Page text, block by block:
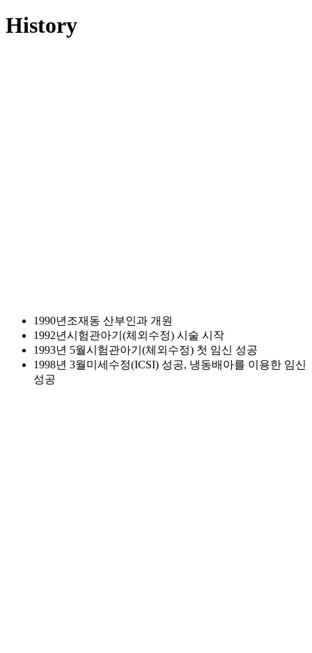
History
1990년 조재동 산부인과 개원
1992년시험관아기(체외수정) 시술 시작
1993년 5월시험관아기(체외수정) 첫 임신 성공
1998년 3월미세수정(ICSI) 성공, 냉동배아를 이용한 임신
성공